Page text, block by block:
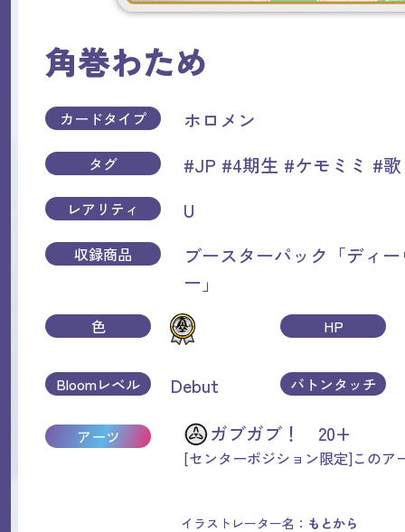
角巻わため
カードタイプ ホロメン
タグ #JP #4期生 #ケモミミ #歌
レアリティ U
収録商品
ブースターパック「ディ
ー」
色 HP
Bloomレベル Debut バトンタッチ
アーツ ガブガブ！ 20+
[センターポジション限定]このア
イラストレーター名： もとから